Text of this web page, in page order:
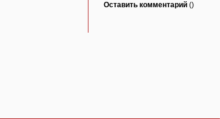
Оставить комментарий ()